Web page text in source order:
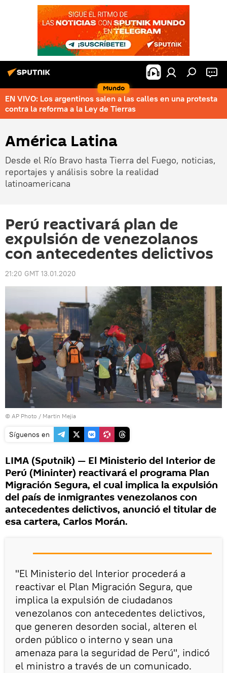
Mundo
EN VIVO: Los argentinos salen a las calles en una protesta
contra la reforma a la Ley de Tierras
América Latina
Desde el Río Bravo hasta Tierra del Fuego, noticias,
reportajes y análisis sobre la realidad
latinoamericana
Perú reactivará plan de
expulsión de venezolanos
con antecedentes delictivos
21:20 GMT 13.01.2020
© AP Photo / Martin Mejia
Síguenos en
LIMA (Sputnik) — El Ministerio del Interior de
Perú (Mininter) reactivará el programa Plan
Migración Segura, el cual implica la expulsión
del país de inmigrantes venezolanos con
antecedentes delictivos, anunció el titular de
esa cartera, Carlos Morán.
"El Ministerio del Interior procederá a
reactivar el Plan Migración Segura, que
implica la expulsión de ciudadanos
venezolanos con antecedentes delictivos,
que generen desorden social, alteren el
orden público o interno y sean una
amenaza para la seguridad de Perú", indicó
el ministro a través de un comunicado.